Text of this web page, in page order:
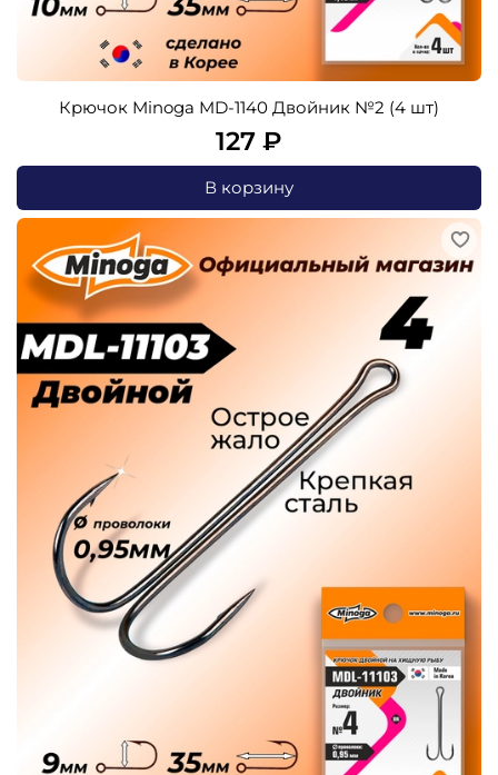
Крючок Minoga MD-1140 Двойник №2 (4 шт)
127 ₽
В корзину